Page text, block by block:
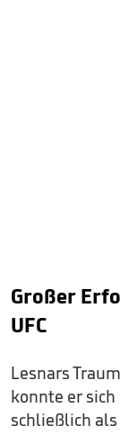
Großer
UFC
Lesnars
konnte er
schließlich